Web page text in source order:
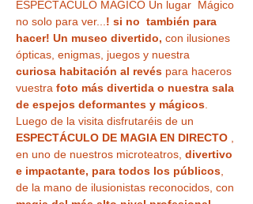
ESPECTÁCULO MÁGICO Un lugar  Mágico
no solo para ver... ! si no  también para
hacer! Un museo divertido, con ilusiones
ópticas, enigmas, juegos y nuestra
curiosa habitación al revés para haceros
vuestra foto más divertida o nuestra sala
de espejos deformantes y mágicos
Luego de la visita disfrutaréis de un
ESPECTÁCULO DE MAGIA EN DIRECTO
en uno de nuestros microteatros, divertivo
e impactante, para todos los públicos
de la mano de ilusionistas reconocidos, con